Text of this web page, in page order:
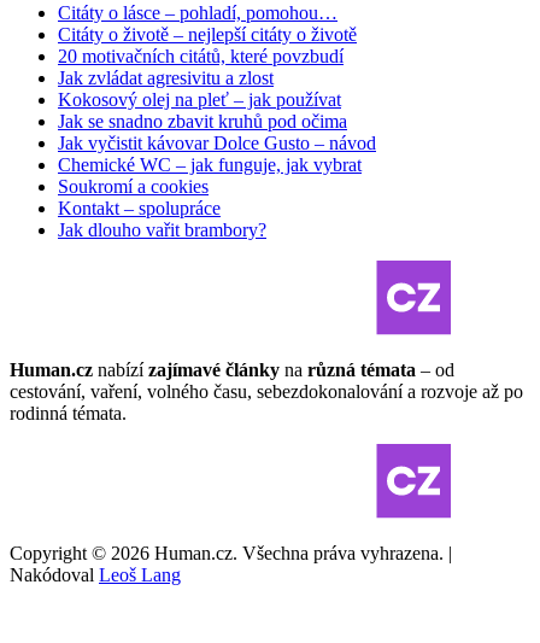
Citáty o lásce – pohladí, pomohou…
Citáty o životě – nejlepší citáty o životě
20 motivačních citátů, které povzbudí
Jak zvládat agresivitu a zlost
Kokosový olej na pleť – jak používat
Jak se snadno zbavit kruhů pod očima
Jak vyčistit kávovar Dolce Gusto – návod
Chemické WC – jak funguje, jak vybrat
Soukromí a cookies
Kontakt – spolupráce
Jak dlouho vařit brambory?
Human.cz nabízízajímavé články na různá témata – od
cestování, vaření, volného času, sebezdokonalování a rozvoje až po
rodinná témata.
Copyright © 2026 Human.cz. Všechna práva vyhrazena. |
Nakódoval Leoš Lang